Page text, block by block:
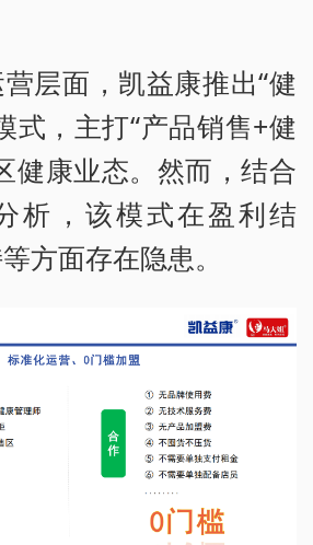
层面，凯益康推出“健
式，主打“产品销售+健
健康业态。然而，结合
析，该模式在盈利结
方面存在隐患。